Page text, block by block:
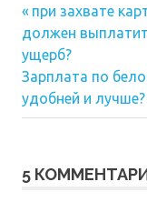
Навигация
по
записям
Предыдущая
запись:
при захвате
должен
ущерб?
Следующая
запись:
Зарплата по
удобней и лучше?
5